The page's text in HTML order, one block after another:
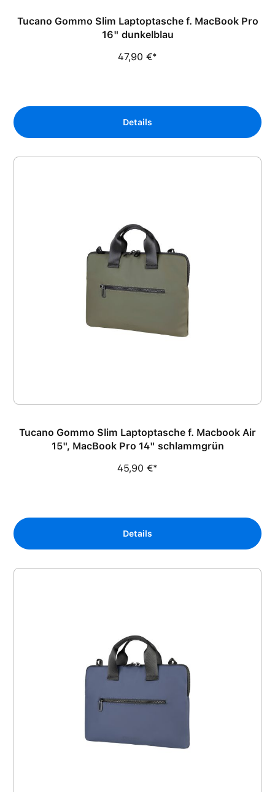
Tucano Gommo Slim Laptoptasche f. MacBook Pro
16" dunkelblau
47,90 €*
Details
Tucano Gommo Slim Laptoptasche f. Macbook Air
15", MacBook Pro 14" schlammgrün
45,90 €*
Details